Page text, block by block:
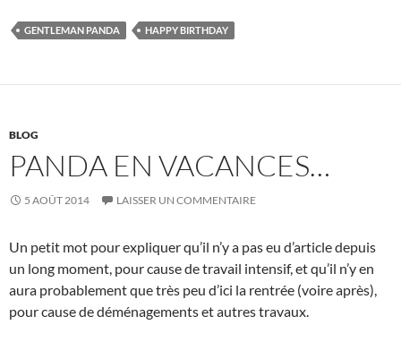
GENTLEMAN PANDA HAPPY BIRTHDAY
BLOG
PANDA EN VACANCES…
5 AOÛT 2014 LAISSER UN COMMENTAIRE
Un petit mot pour expliquer qu’il n’y a pas eu d’article depuis
un long moment, pour cause de travail intensif, et qu’il n’y en
aura probablement que très peu d’ici la rentrée (voire après),
pour cause de déménagements et autres travaux.